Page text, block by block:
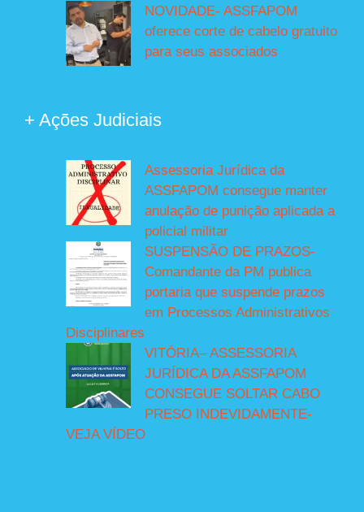
NOVIDADE- ASSFAPOM
oferece corte de cabelo gratuito
para seus associados
+ Ações Judiciais
Assessoria Jurídica da
ASSFAPOM consegue manter
anulação de punição aplicada a
policial militar
SUSPENSÃO DE PRAZOS-
Comandante da PM publica
portaria que suspende prazos
em Processos Administrativos
Disciplinares
VITÓRIA– ASSESSORIA
JURÍDICA DA ASSFAPOM
CONSEGUE SOLTAR CABO
PRESO INDEVIDAMENTE-
VEJA VÍDEO